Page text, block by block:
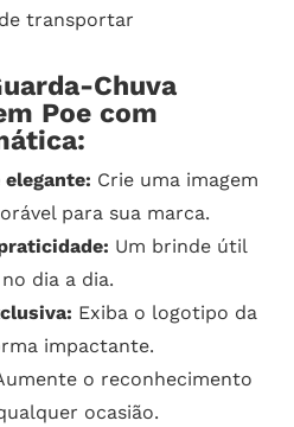
transportar
Chuva
Poe com
elegante: Crie uma imagem
para sua marca.
Um brinde útil
dia a dia.
Exiba o logotipo da
impactante.
o reconhecimento
ocasião.